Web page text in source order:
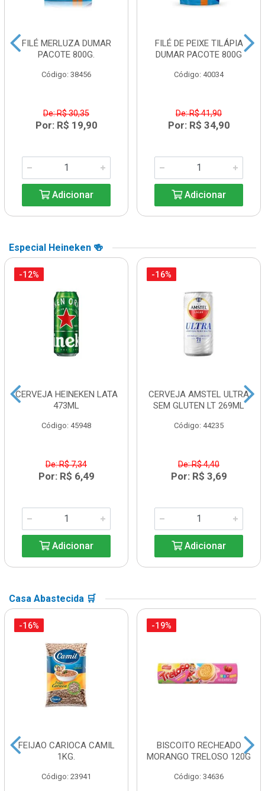
FILÉ MERLUZA DUMAR
PACOTE 800G.
Código: 38456
De: R$ 30,35
Por: R$ 19,90
Adicionar
FILÉ DE PEIXE TILÁPIA
DUMAR PACOTE 800G
Código: 40034
De: R$ 41,90
Por: R$ 34,90
Adicionar
Especial Heineken 🍻
-12%
CERVEJA HEINEKEN LATA
473ML
Código: 45948
De: R$ 7,34
Por: R$ 6,49
Adicionar
-16%
CERVEJA AMSTEL ULTRA
SEM GLUTEN LT 269ML
Código: 44235
De: R$ 4,40
Por: R$ 3,69
Adicionar
Casa Abastecida 🛒
-16%
FEIJAO CARIOCA CAMIL
1KG.
Código: 23941
-19%
BISCOITO RECHEADO
MORANGO TRELOSO 120G
Código: 34636